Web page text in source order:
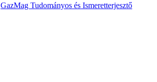
GazMag Tudományos és Ismeretterjesztő